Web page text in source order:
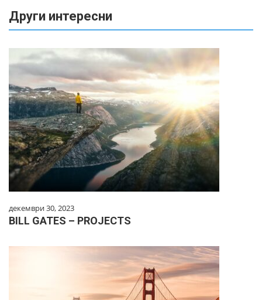
Други интересни
декември 30, 2023
BILL GATES – PROJECTS